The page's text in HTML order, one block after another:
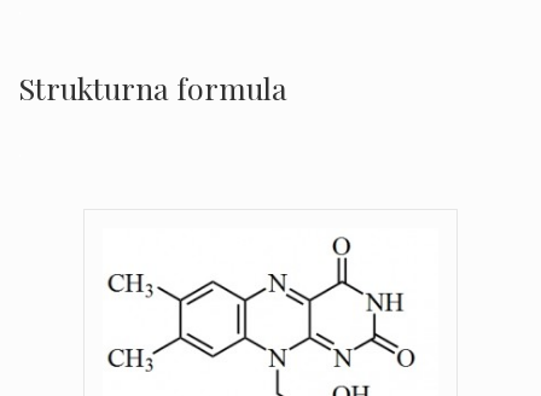
Strukturna formula